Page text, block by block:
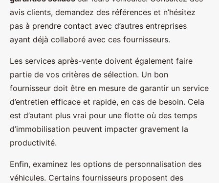
avis clients, demandez des références et n’hésitez
pas à prendre contact avec d’autres entreprises
ayant déjà collaboré avec ces fournisseurs.
Les services après-vente doivent également faire
partie de vos critères de sélection. Un bon
fournisseur doit être en mesure de garantir un service
d’entretien efficace et rapide, en cas de besoin. Cela
est d’autant plus vrai pour une flotte où des temps
d’immobilisation peuvent impacter gravement la
productivité.
Enfin, examinez les options de personnalisation des
véhicules. Certains fournisseurs proposent des